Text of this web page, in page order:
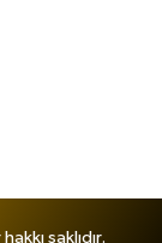
saklıdır.